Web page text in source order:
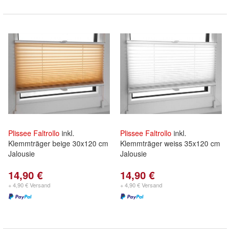
Plissee Faltrollo inkl.
Klemmträger beige 30x120 cm
Jalousie
14,90 €
+ 4,90 € Versand
Plissee Faltrollo inkl.
Klemmträger weiss 35x120 cm
Jalousie
14,90 €
+ 4,90 € Versand